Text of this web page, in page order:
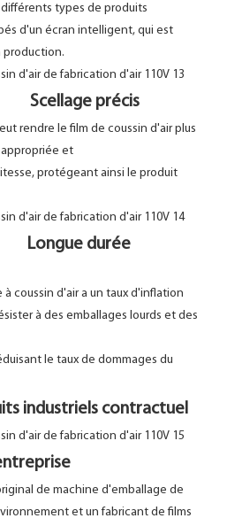
types de produits
écran intelligent, qui est
production.
précis
rendre le film de coussin d'air plus
et
protégeant ainsi le produit
Longue durée
coussin d'air a un taux d'inflation
à des emballages lourds et des
le taux de dommages du
industriels contractuel
de machine d'emballage de
et un fabricant de films